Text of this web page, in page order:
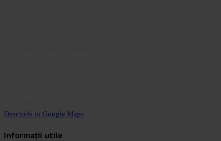
Deschide in Google Maps
Informații utile